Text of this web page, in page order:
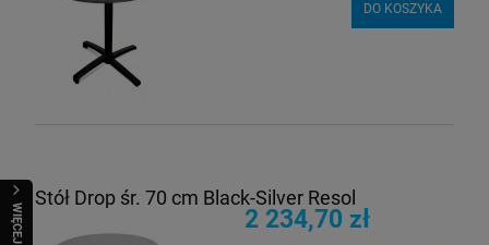
WIĘCEJ
DO KOSZYKA
Stół Drop śr. 70 cm Black-Silver Resol
2 234,70 zł